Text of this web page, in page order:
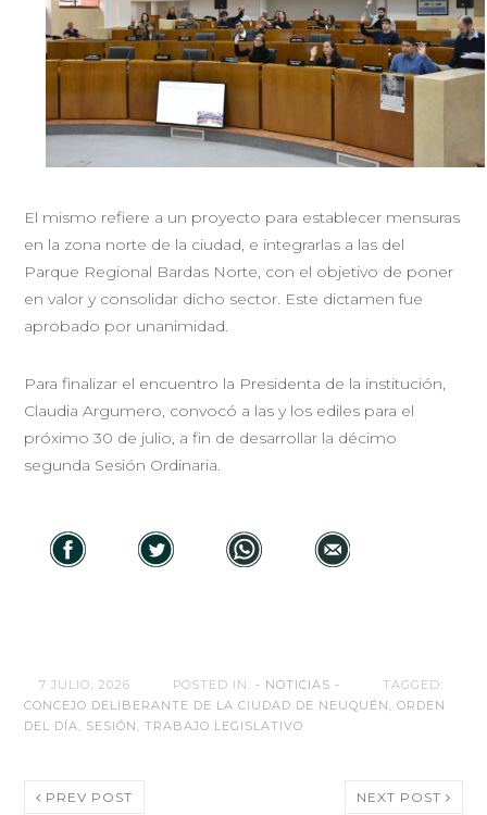
El mismo refiere a un proyecto para establecer mensuras
en la zona norte de la ciudad, e integrarlas a las del
Parque Regional Bardas Norte, con el objetivo de poner
en valor y consolidar dicho sector. Este dictamen fue
aprobado por unanimidad.
Para finalizar el encuentro la Presidenta de la institución,
Claudia Argumero, convocó a las y los ediles para el
próximo 30 de julio, a fin de desarrollar la décimo
segunda Sesión Ordinaria.
7 JULIO, 2026 POSTED IN: - NOTICIAS -
TAGGED:
CONCEJO DELIBERANTE DE LA CIUDAD DE NEUQUÉN
,ORDEN
DEL DÍA
SESIÓN ,TRABAJO LEGISLATIVO
PREV POST NEXT POST